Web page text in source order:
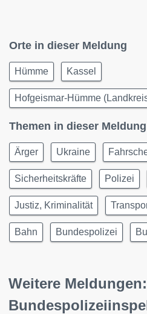
Orte in dieser Meldung
Hümme Kassel
Hofgeismar-Hümme
Themen in dieser Meldung
Ärger Ukraine
Sicherheitskräfte Polizei
Justiz, Kriminalität
Bahn Bundespolizei
Weitere Meldungen: